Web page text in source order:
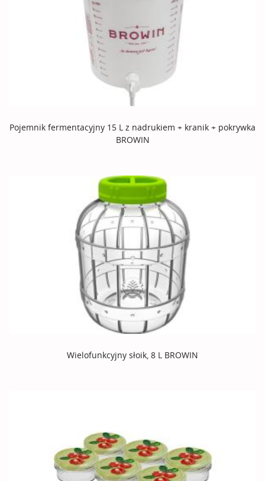
Pojemnik fermentacyjny 15 L z nadrukiem + kranik + pokrywka
BROWIN
Wielofunkcyjny słoik, 8 L BROWIN